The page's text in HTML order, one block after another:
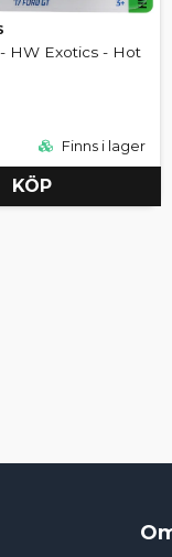
- HW Exotics - Hot
Finns i lager
KÖP